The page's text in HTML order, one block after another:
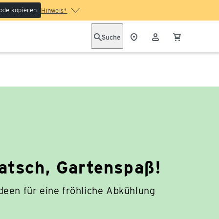
kopieren Hinweis*
Suche
Gartenspaß!
für eine fröhliche Abkühlung